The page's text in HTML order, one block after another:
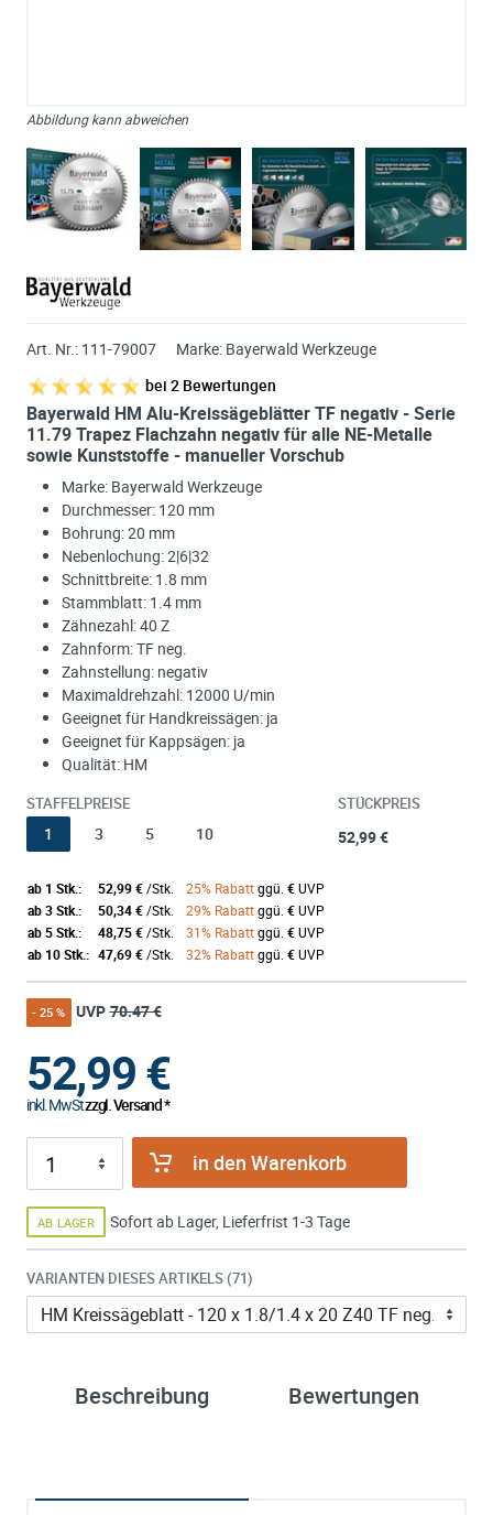
Abbildung kann abweichen
Art. Nr.: 111-79007 Marke: Bayerwald Werkzeuge
bei 2 Bewertungen
Bayerwald HM Alu-Kreissägeblätter TF negativ - Serie
11.79 Trapez Flachzahn negativ für alle NE-Metalle
sowie Kunststoffe - manueller Vorschub
Marke: Bayerwald Werkzeuge
Durchmesser: 120 mm
Bohrung: 20 mm
Nebenlochung: 2|6|32
Schnittbreite: 1.8 mm
Stammblatt: 1.4 mm
Zähnezahl: 40 Z
Zahnform: TF neg.
Zahnstellung: negativ
Maximaldrehzahl: 12000 U/min
Geeignet für Handkreissägen: ja
Geeignet für Kappsägen: ja
Qualität: HM
STAFFELPREISE
1 3 5 10
STÜCKPREIS
52,99 €
ab 1 Stk.: 52,99 €/Stk. 25% Rabattggü. €UVP
ab 3 Stk.:
50,34 €/Stk. 29% Rabattggü. €UVP
ab 5 Stk.:
48,75 €/Stk. 31% Rabattggü. €UVP
ab 10 Stk.: 47,69 €/Stk. 32% Rabattggü. €UVP
- 25 % UVP 70.47 €
52,99€
inkl. MwStzzgl. Versand *
in den Warenkorb
AB LAGER Sofort ab Lager, Lieferfrist 1-3 Tage
VARIANTEN DIESES ARTIKELS (71)
Beschreibung Bewertungen